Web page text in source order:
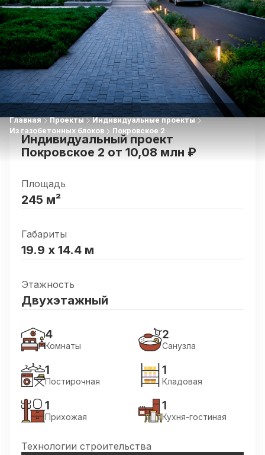
Главная Проекты
Индивидуальные проекты
Из газобетонных блоков
Покровское 2
Индивидуальный проект
Покровское 2 от 10,08 млн ₽
Площадь
245 м²
Габариты
19.9 х 14.4 м
Этажность
Двухэтажный
4
Комнаты
2
Cанузла
1
Постирочная
1
Кладовая
1
Прихожая
1
Кухня-гостиная
Технологии строительства